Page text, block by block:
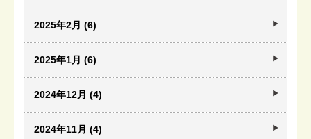
2025年2月 (6)
2025年1月 (6)
2024年12月 (4)
2024年11月 (4)